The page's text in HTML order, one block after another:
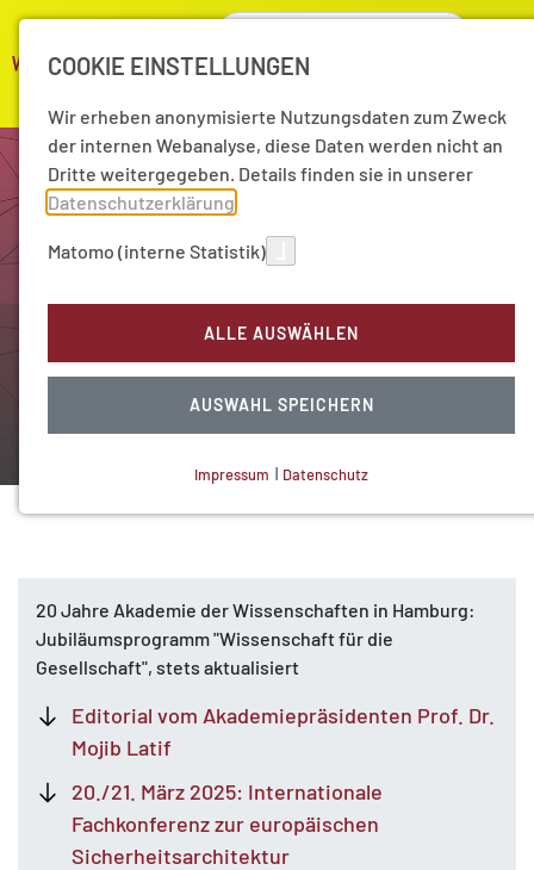
20 Jahre Akademie der Wissenschaften in Hamburg:
Jubiläumsprogramm "Wissenschaft für die
Gesellschaft", stets aktualisiert
Editorial vom Akademiepräsidenten Prof. Dr.
Mojib Latif
20./21. März 2025: Internationale
Fachkonferenz zur europäischen
Sicherheitsarchitektur
COOKIE EINSTELLUNGEN
Wir erheben anonymisierte Nutzungsdaten zum Zweck
der internen Webanalyse, diese Daten werden nicht an
Dritte weitergegeben. Details finden sie in unserer
Datenschutzerklärung
Matomo (interne Statistik)
ALLE AUSWÄHLEN
AUSWAHL SPEICHERN
Statistik Cookies erfassen Informationen anonym.
Diese Informationen helfen uns zu verstehen, wie
unsere Besucher unsere Website nutzen.
Matomo
Impressum | Datenschutz